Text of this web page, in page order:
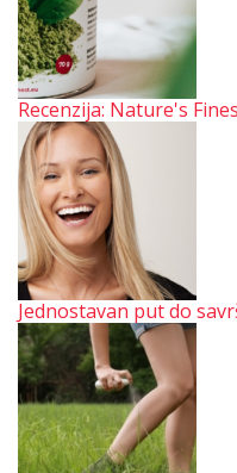
Recenzija: Nature's
Jednostavan put do